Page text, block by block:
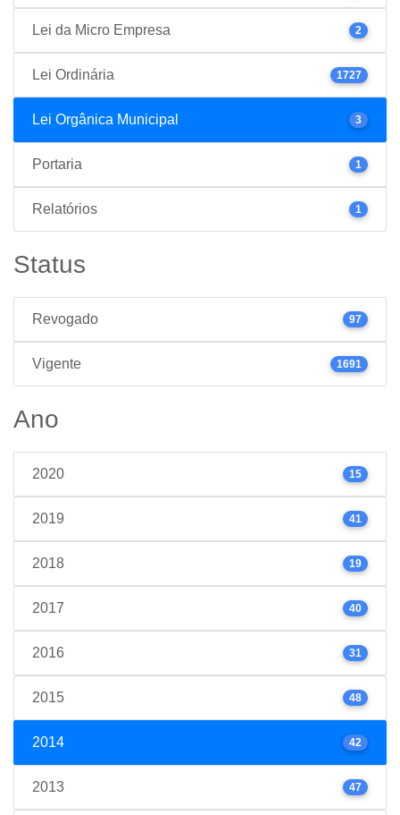
Lei da Micro Empresa 2
Lei Ordinária 1727
Lei Orgânica Municipal 3
Portaria 1
Relatórios 1
Status
Revogado 97
Vigente 1691
Ano
2020 15
2019 41
2018 19
2017 40
2016 31
2015 48
2014 42
2013 47